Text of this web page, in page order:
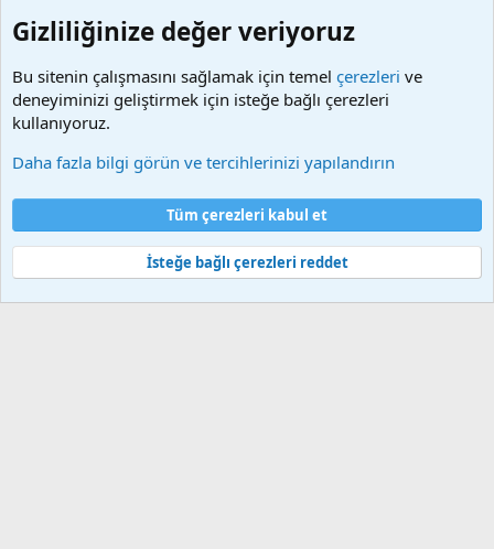
kaldırılacaktır. Sitemizde Bulunan Videolar YouTube,
alınmaktadır. Telif hakları sorumluluğu bu sitelere aittir.
Videoların hiç biri sunucularımızda bulunmamaktadır.
Şartlar ve kurallar Gizlilik politikası
Ana sayfa
Community platform by XenForo® © 2010-2025 XenForo Ltd.
Bu forum XenGenTr © 2014 - 2026 ürünleri ile desteklenmektedir
Gizliliğinize değer veriyoruz
Bu sitenin çalışmasını sağlamak için temel çerezleri ve
deneyiminizi geliştirmek için isteğe bağlı çerezleri
kullanıyoruz.
Daha fazla bilgi görün ve tercihlerinizi yapılandırın
Tüm çerezleri kabul et
İsteğe bağlı çerezleri reddet